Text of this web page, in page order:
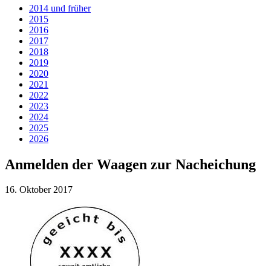
2014 und früher
2015
2016
2017
2018
2019
2020
2021
2022
2023
2024
2025
2026
Anmelden der Waagen zur Nacheichung
16. Oktober 2017